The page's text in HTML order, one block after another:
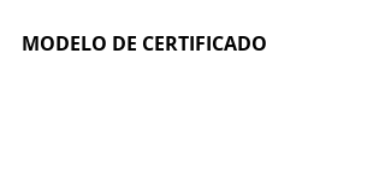
MODELO DE CERTIFICADO